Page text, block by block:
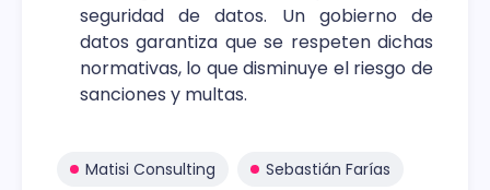
seguridad de datos. Un gobierno de
datos garantiza que se respeten dichas
normativas, lo que disminuye el riesgo de
sanciones y multas.
Matisi Consulting Sebastián Farías